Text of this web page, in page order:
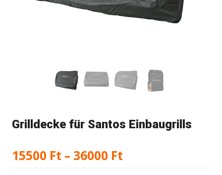
Grilldecke für Santos Einbaugrills
15500 Ft – 36000 Ft